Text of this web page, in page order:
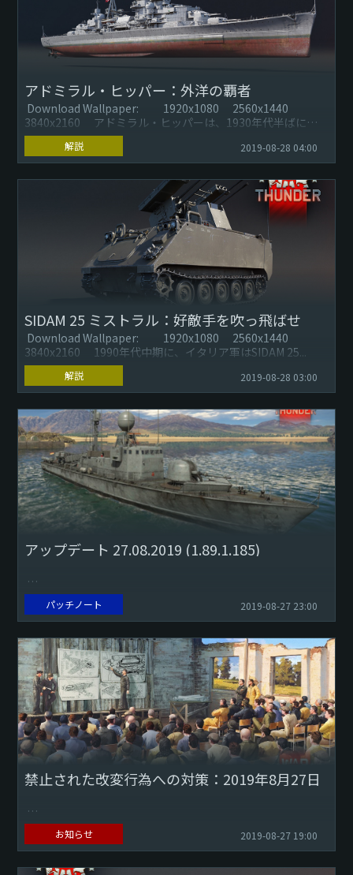
アドミラル・ヒッパー：外洋の覇者
Download Wallpaper: 1920x1080 2560x1440
3840x2160 アドミラル・ヒッパーは、1930年代半ばにド
イツ...
解説 2019-08-28 04:00
SIDAM 25 ミストラル：好敵手を吹っ飛ばせ
Download Wallpaper: 1920x1080 2560x1440
3840x2160 1990年代中期に、イタリア軍はSIDAM 25...
解説 2019-08-28 03:00
アップデート 27.08.2019 (1.89.1.185)
高速戦闘艇アルバトロス級ミサイル艇143型（アルバトロ
ス）のアーティファクトが、格納庫または戦闘中に表示され
ていなかった不具合を修正しました。
...
パッチノート 2019-08-27 23:00
禁止された改変行為への対策：2019年8月27日
お知らせ 2019-08-27 19:00